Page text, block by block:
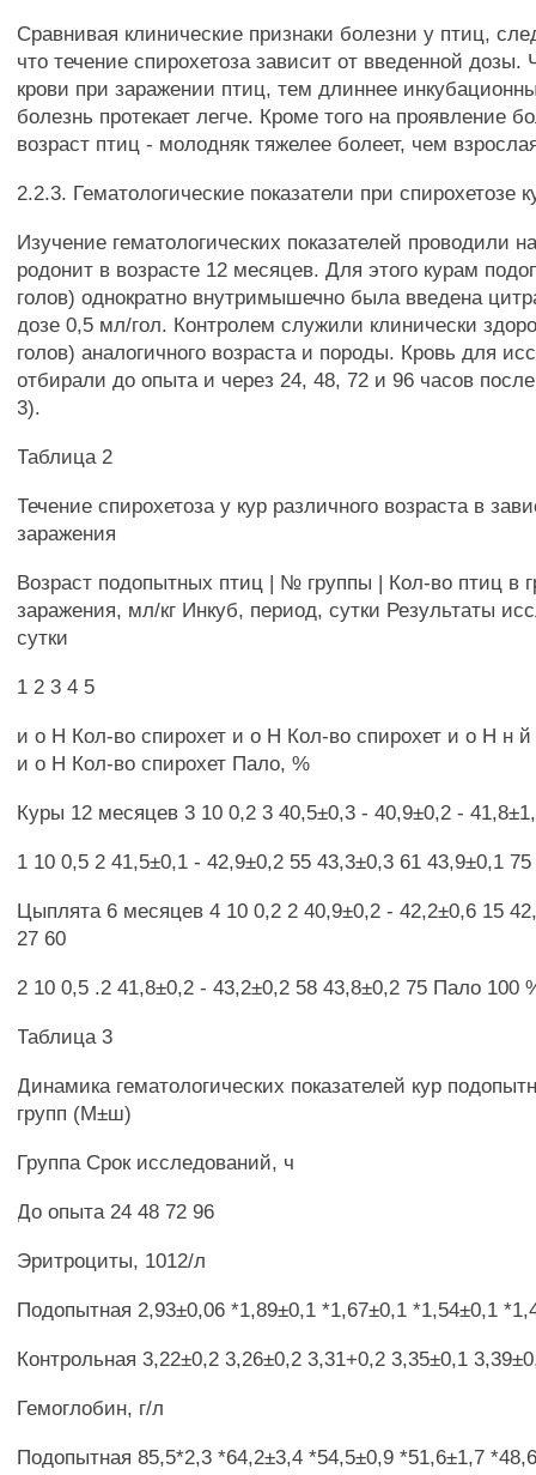
Сравнивая клинические признаки болезни у птиц,
что течение спирохетоза зависит от введенной
крови при заражении птиц, тем длиннее
болезнь протекает легче. Кроме того на проявление
возраст птиц - молодняк тяжелее болеет, чем
2.2.3. Гематологические показатели при спирохетозе
Изучение гематологических показателей проводили
родонит в возрасте 12 месяцев. Для этого курам
голов) однократно внутримышечно была введена
дозе 0,5 мл/гол. Контролем служили клинически
голов) аналогичного возраста и породы. Кровь для
отбирали до опыта и через 24, 48, 72 и 96 часов
3).
Таблица 2
Течение спирохетоза у кур различного возраста в
заражения
Возраст подопытных птиц | № группы | Кол-во птиц в
заражения, мл/кг Инкуб, период, сутки Результаты
сутки
1 2 3 4 5
и о Н Кол-во спирохет и о Н Кол-во спирохет и о Н н й
и о Н Кол-во спирохет Пало, %
Куры 12 месяцев 3 10 0,2 3 40,5±0,3 - 40,9±0,2 -
1 10 0,5 2 41,5±0,1 - 42,9±0,2 55 43,3±0,3 61 43,9±0,1
Цыплята 6 месяцев 4 10 0,2 2 40,9±0,2 - 42,2±0,6 15
27 60
2 10 0,5 .2 41,8±0,2 - 43,2±0,2 58 43,8±0,2 75 Пало 100
Таблица 3
Динамика гематологических показателей кур
групп (М±ш)
Группа Срок исследований, ч
До опыта 24 48 72 96
Эритроциты, 1012/л
Подопытная 2,93±0,06 *1,89±0,1 *1,67±0,1 *1,54±0,1
Контрольная 3,22±0,2 3,26±0,2 3,31+0,2 3,35±0,1
Гемоглобин, г/л
Подопытная 85,5*2,3 *64,2±3,4 *54,5±0,9 *51,6±1,7